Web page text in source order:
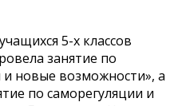
5-х классов
занятие по
новые возможности», а
по саморегуляции и